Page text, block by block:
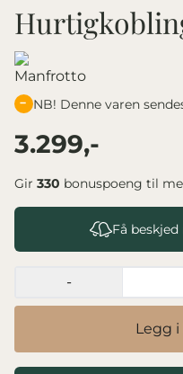
NB! Denne varen
3.299,-
Gir 330 bonuspoeng til
Få
-
Legg